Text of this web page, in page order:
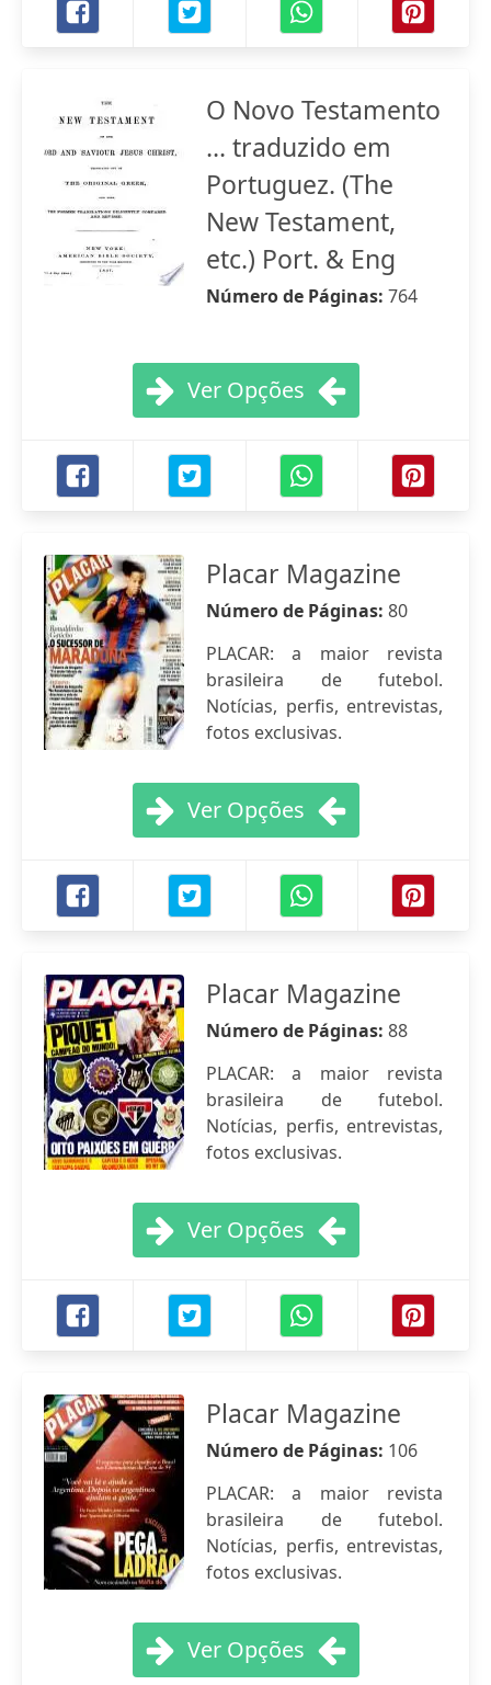
O Novo Testamento
... traduzido em
Portuguez. (The
New Testament,
etc.) Port. & Eng
Número de Páginas: 764
Ver Opções
Placar Magazine
Número de Páginas: 80
PLACAR: a maior revista
brasileira de futebol.
Notícias, perfis, entrevistas,
fotos exclusivas.
Ver Opções
Placar Magazine
Número de Páginas: 88
PLACAR: a maior revista
brasileira de futebol.
Notícias, perfis, entrevistas,
fotos exclusivas.
Ver Opções
Placar Magazine
Número de Páginas: 106
PLACAR: a maior revista
brasileira de futebol.
Notícias, perfis, entrevistas,
fotos exclusivas.
Ver Opções